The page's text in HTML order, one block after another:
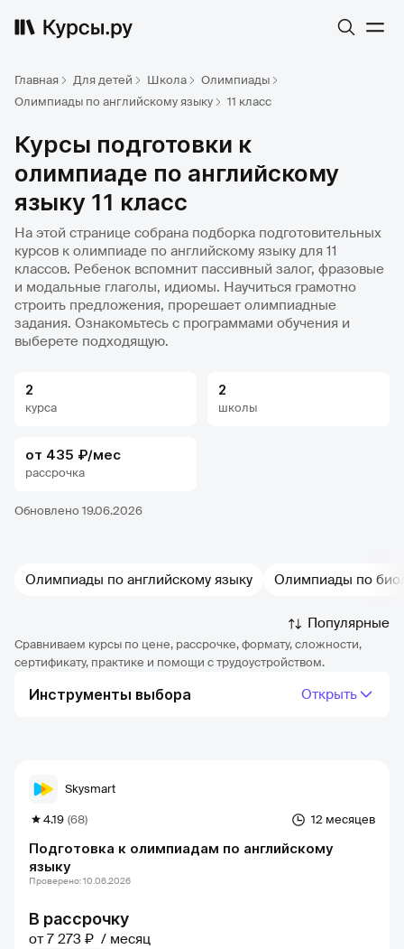
Главная Для детей Школа
Олимпиады
Олимпиады по английскому языку
11 класс
Курсы подготовки к
олимпиаде по английскому
языку 11 класс
На этой странице собрана подборка подготовительных
курсов к олимпиаде по английскому языку для 11
классов. Ребенок вспомнит пассивный залог, фразовые
и модальные глаголы, идиомы. Научиться грамотно
строить предложения, прорешает олимпиадные
задания. Ознакомьтесь с программами обучения и
выберете подходящую.
2
курса
2
школы
от 435 ₽/мес
рассрочка
Обновлено 19.06.2026
Олимпиады по английскому языку Олимпиады по
Популярные
Сравниваем курсы по цене, рассрочке, формату, сложности,
сертификату, практике и помощи с трудоустройством.
Инструменты выбора Открыть
Подготовка к олимпиадам по английскому
языку
12 месяцев
4.19 (68)
Skysmart
В рассрочку
от 7 273 ₽ месяц
Проверено: 10.06.2026